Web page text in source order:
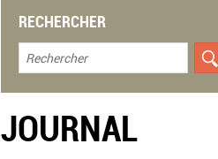
RECHERCHER
JOURNAL